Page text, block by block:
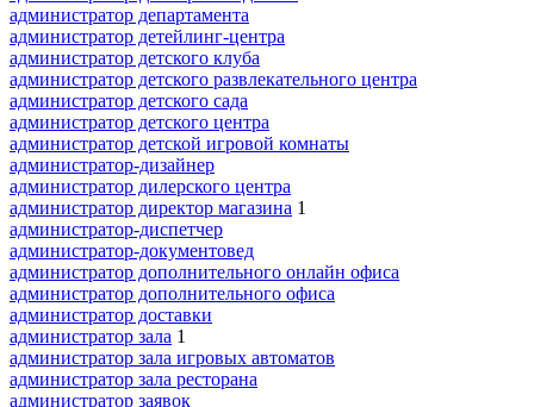
администратор департамента
администратор детейлинг-центра
администратор детского клуба
администратор детского развлекательного центра
администратор детского сада
администратор детского центра
администратор детской игровой комнаты
администратор-дизайнер
администратор дилерского центра
администратор директор магазина 1
администратор-диспетчер
администратор-документовед
администратор дополнительного онлайн офиса
администратор дополнительного офиса
администратор доставки
администратор зала 1
администратор зала игровых автоматов
администратор зала ресторана
администратор заявок